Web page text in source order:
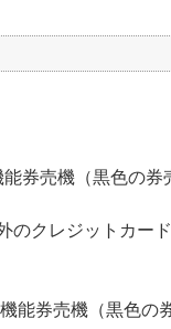
券売機（黒色の
クレジットカー
券売機（黒色の